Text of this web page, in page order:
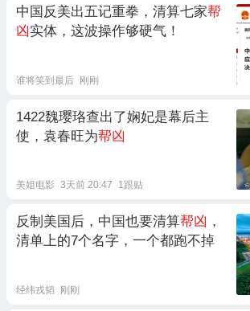
中国反美出五记重拳，清算七家帮
凶实体，这波操作够硬气！
谁将笑到最后 刚刚
1422魏璎珞查出了娴妃是幕后主
使，袁春旺为帮凶
美姐电影 3天前 20:47 1跟贴
反制美国后，中国也要清算帮凶 ，
清单上的7个名字，一个都跑不掉
经纬戎韬 刚刚